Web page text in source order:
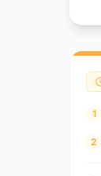
1
2